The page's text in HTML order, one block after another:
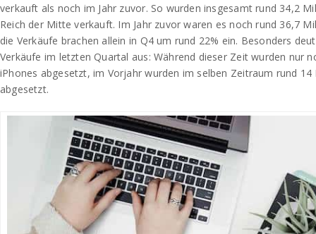
verkauft als noch im Jahr zuvor. So wurden insgesamt rund 34,2
Reich der Mitte verkauft. Im Jahr zuvor waren es noch rund 36,7
die Verkäufe brachen allein in Q4 um rund 22% ein. Besonders
Verkäufe im letzten Quartal aus: Während dieser Zeit wurden nur
iPhones abgesetzt, im Vorjahr wurden im selben Zeitraum rund 14
abgesetzt.